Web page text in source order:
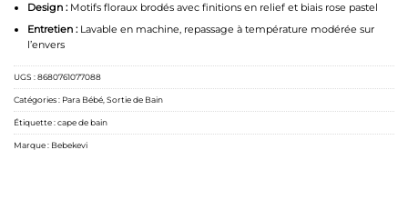
Design :Motifs floraux brodés avec finitions en relief et biais rose pastel
Entretien :Lavable en machine, repassage à température modérée sur
l’envers
UGS :8680761077088
Catégories : Para Bébé,Sortie de Bain
Étiquette :cape de bain
Marque : Bebekevi